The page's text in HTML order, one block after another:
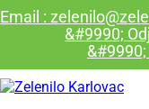
Email :
&#9990;